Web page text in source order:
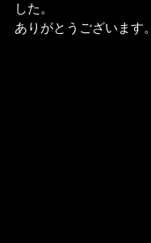
した。
ありがとうございます。